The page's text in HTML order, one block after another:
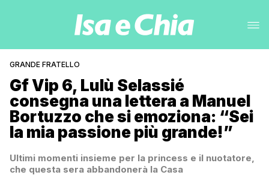
GRANDE FRATELLO
Gf Vip 6, Lulù Selassié
consegna una lettera a Manuel
Bortuzzo che si emoziona: “Sei
la mia passione più grande!”
Ultimi momenti insieme per la princess e il nuotatore,
che questa sera abbandonerà la Casa